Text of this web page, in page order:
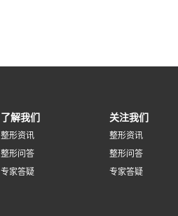
了解我们
整形资讯
整形问答
专家答疑
关注我们
整形资讯
整形问答
专家答疑